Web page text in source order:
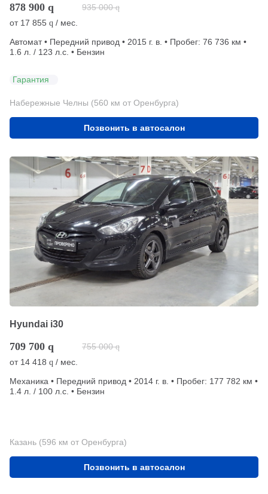
878 900 q 935 000 q
от 17 855 q / мес.
Автомат • Передний привод • 2015 г. в. • Пробег: 76 736 км •
1.6 л. / 123 л.с. • Бензин
Гарантия
Набережные Челны (560 км от Оренбурга)
Позвонить в автосалон
Hyundai i30
709 700 q 755 000 q
от 14 418 q / мес.
Механика • Передний привод • 2014 г. в. • Пробег: 177 782 км •
1.4 л. / 100 л.с. • Бензин
Казань (596 км от Оренбурга)
Позвонить в автосалон